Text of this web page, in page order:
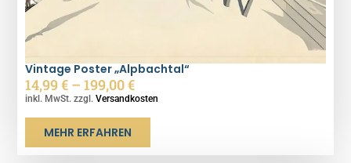
Vintage Poster „Alpbachtal“
14,99€ –199,00€
inkl. MwSt. zzgl.Versandkosten
MEHR ERFAHREN